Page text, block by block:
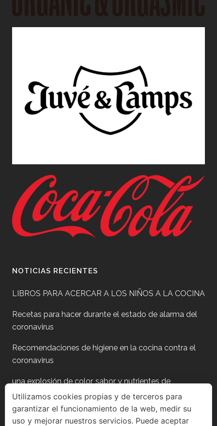
NOTICIAS RECIENTES
LIBROS PARA ACERCAR A LOS NIÑOS A LA COCINA
Recetas para hacer durante el estado de alarma del
coronavirus
Recomendaciones de higiene en la cocina contra el
coronavirus
una explosión de color, sabor y nutrientes de
temporada
Plan para después de fiestas?
Utilizamos cookies propias y de terceros para
garantizar el funcionamiento de la web, medir su
uso y mejorar nuestros servicios. Puede aceptar